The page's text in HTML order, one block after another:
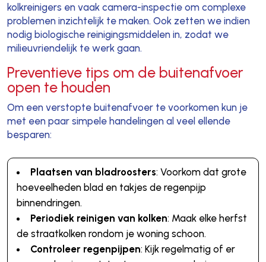
kolkreinigers en vaak camera-inspectie om complexe
problemen inzichtelijk te maken. Ook zetten we indien
nodig biologische reinigingsmiddelen in, zodat we
milieuvriendelijk te werk gaan.
Preventieve tips om de buitenafvoer
open te houden
Om een verstopte buitenafvoer te voorkomen kun je
met een paar simpele handelingen al veel ellende
besparen:
Plaatsen van bladroosters: Voorkom dat grote
hoeveelheden blad en takjes de regenpijp
binnendringen.
Periodiek reinigen van kolken: Maak elke herfst
de straatkolken rondom je woning schoon.
Controleer regenpijpen: Kijk regelmatig of er